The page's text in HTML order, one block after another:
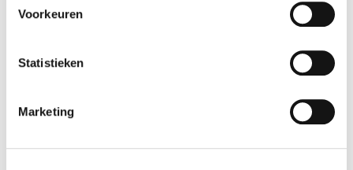
Voorkeuren
Statistieken
Marketing